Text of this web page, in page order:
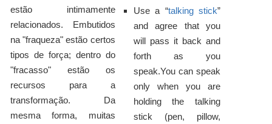
estão intimamente
relacionados. Embutidos
na "fraqueza" estão certos
tipos de força; dentro do
"fracasso" estão os
recursos para a
transformação. Da
mesma forma, muitas
Use a “talking stick”
and agree that you
will pass it back and
forth as you
speak.You can speak
only when you are
holding the talking
stick (pen, pillow,